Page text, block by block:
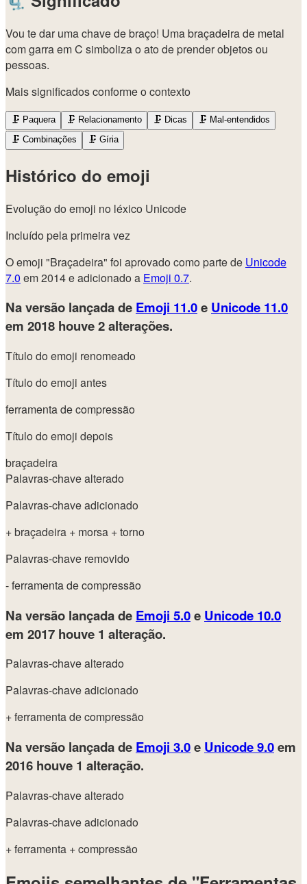
Vou te dar uma chave de braço! Uma braçadeira de metal
com garra em C simboliza o ato de prender objetos ou
pessoas.
Mais significados conforme o contexto
🗜️ Paquera 🗜️ Relacionamento 🗜️ Dicas 🗜️ Mal-entendidos
🗜️ Combinações 🗜️ Gíria
Histórico do emoji
Evolução do emoji no léxico Unicode
Incluído pela primeira vez
O emoji "Braçadeira" foi aprovado como parte de Unicode
7.0 em 2014 e adicionado a Emoji 0.7.
Na versão lançada de Emoji 11.0e Unicode 11.0
em 2018 houve 2 alterações.
Título do emoji renomeado
Título do emoji antes
ferramenta de compressão
Título do emoji depois
braçadeira
Palavras-chave alterado
Palavras-chave adicionado
+ braçadeira + morsa + torno
Palavras-chave removido
- ferramenta de compressão
Na versão lançada de Emoji 5.0e Unicode 10.0
em 2017 houve 1 alteração.
Palavras-chave alterado
Palavras-chave adicionado
+ ferramenta de compressão
Na versão lançada de Emoji 3.0e Unicode 9.0em
2016 houve 1 alteração.
Palavras-chave alterado
Palavras-chave adicionado
+ ferramenta + compressão